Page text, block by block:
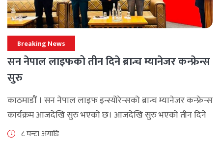
Breaking News
सन नेपाल लाइफको तीन दिने ब्रान्च म्यानेजर कन्फ्रेन्स
सुरु
काठमाडौं । सन नेपाल लाइफ इन्स्योरेन्सको ब्रान्च म्यानेजर कन्फ्रेन्स
कार्यक्रम आजदेखि सुरु भएको छ। आजदेखि सुरु भएको तीन दिने
ब्रान्च म्यानेजर कन्फ्रेन्स विभिन्न कार्यक्रमहरुका साथ भब्य साथ
८ घन्टा अगाडि